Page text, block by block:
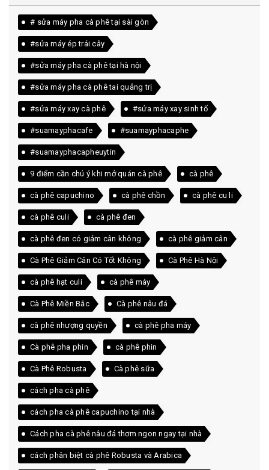
# sửa máy pha cà phê tại sài gòn
#sửa máy ép trái cây
#sửa máy pha cà phê tại hà nội
#sửa máy pha cà phê tai quảng trị
#sửa máy xay cà phê #sửa máy xay sinh tố
#suamayphacafe #suamayphacaphe
#suamayphacapheuytin
9 điểm cần chú ý khi mở quán cà phê cà phê
cà phê capuchino cà phê chồn cà phê cu li
cà phê culi cà phê đen
cà phê đen có giảm cân không cà phê giảm cân
Cà Phê Giảm Cân Có Tốt Không Cà Phê Hà Nội
cà phê hạt culi cà phê máy
Cà Phê Miền Bắc Cà phê nâu đá
cà phê nhượng quyền cà phê pha máy
Cà phê pha phin cà phê phin
Cà Phê Robusta Cà phê sữa
cách pha cà phê
cách pha cà phê capuchino tại nhà
Cách pha cà phê nâu đá thơm ngon ngay tại nhà
cách phân biệt cà phê Robusta và Arabica